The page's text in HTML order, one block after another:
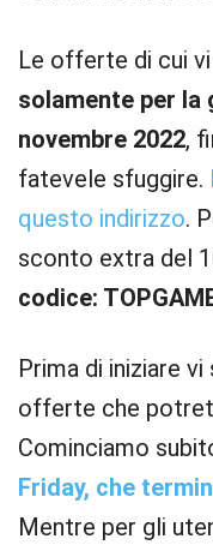
Le offerte di cui
solamente per la
novembre 2022,
fatevele sfuggire.
questo indirizzo.
sconto extra del
codice:
Prima di iniziare
offerte che
Cominciamo
Friday, che
Mentre per gli